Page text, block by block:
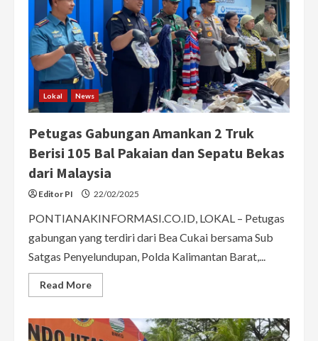
Lokal News
Petugas Gabungan Amankan 2 Truk
Berisi 105 Bal Pakaian dan Sepatu Bekas
dari Malaysia
Editor PI 22/02/2025
PONTIANAKINFORMASI.CO.ID, LOKAL – Petugas
gabungan yang terdiri dari Bea Cukai bersama Sub
Satgas Penyelundupan, Polda Kalimantan Barat,...
Read MoreRead
more
Gabungan
Amankan